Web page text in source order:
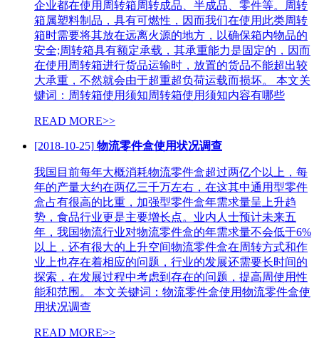
企业都在使用周转箱周转成品、半成品、零件等。周转
箱属塑料制品，具有可燃性，因而我们在使用此类周转
箱时需要将其放在远离火源的地方，以确保箱内物品的
安全;周转箱具有额定承载，其承重能力是固定的，因而
在使用周转箱进行货品运输时，放置的货品不能超出较
大承重，不然就会由于超重超负荷运载而损坏。 本文关
键词：周转箱使用须知周转箱使用须知内容有哪些
READ MORE>>
[2018-10-25] 物流零件盒使用状况调查
我国目前每年大概消耗物流零件盒超过两亿个以上，每
年的产量大约在两亿三千万左右，在这其中通用型零件
盒占有很高的比重，加强型零件盒年需求量呈上升趋
势，食品行业更是主要增长点。业内人士预计未来五
年，我国物流行业对物流零件盒的年需求量不会低于6%
以上，还有很大的上升空间物流零件盒在周转方式和作
业上也存在着相应的问题，行业的发展还需要长时间的
探索，在发展过程中考虑到存在的问题，提高周使用性
能和范围。 本文关键词：物流零件盒使用物流零件盒使
用状况调查
READ MORE>>